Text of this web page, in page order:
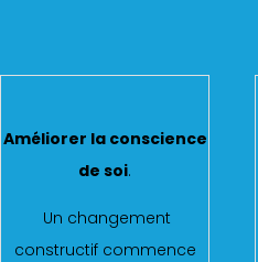
Améliorer la conscience
de soi.
Un changement
constructif commence